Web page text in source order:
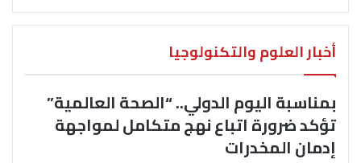
أخبار العلوم والتكنولوجيا
بمناسبة اليوم الدولي.. “الصحة العالمية”
تؤكد ضرورة اتباع نهج متكامل لمواجهة
إدمان المخدرات